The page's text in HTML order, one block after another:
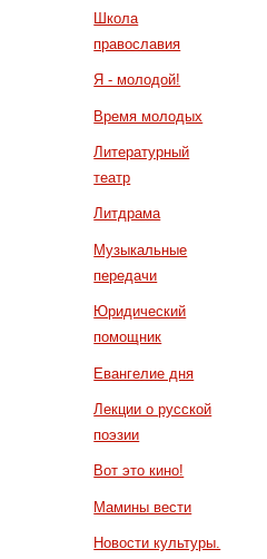
Школа
православия
Я - молодой!
Время молодых
Литературный
театр
Литдрама
Музыкальные
передачи
Юридический
помощник
Евангелие дня
Лекции о русской
поэзии
Вот это кино!
Мамины вести
Новости культуры.